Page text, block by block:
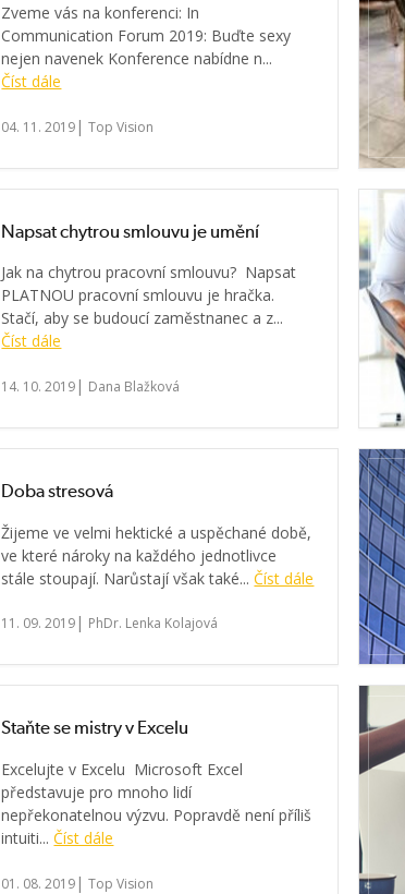
Zveme vás na konferenci: In
Communication Forum 2019: Buďte sexy
nejen navenek Konference nabídne n...
Číst dále
04. 11. 2019 |Top Vision
Napsat chytrou smlouvu je umění
Jak na chytrou pracovní smlouvu? Napsat
PLATNOU pracovní smlouvu je hračka.
Stačí, aby se budoucí zaměstnanec a z...
Číst dále
14. 10. 2019 | Dana Blažková
Doba stresová
Žijeme ve velmi hektické a uspěchané době,
ve které nároky na každého jednotlivce
stále stoupají. Narůstají však také...Číst dále
11. 09. 2019 | PhDr. Lenka Kolajová
Staňte se mistry v Excelu
Excelujte v Excelu Microsoft Excel
představuje pro mnoho lidí
nepřekonatelnou výzvu. Popravdě není příliš
intuiti...Číst dále
01. 08. 2019 |Top Vision